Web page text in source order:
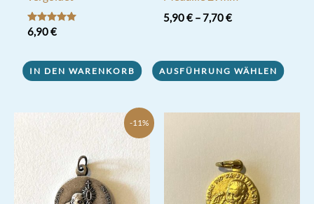
Bewertet mit
5.00
6,90€
IN DEN WARENKORB
5,90€–7,70€
AUSFÜHRUNG WÄHLEN
Produkt
weist
Varianten
-11%